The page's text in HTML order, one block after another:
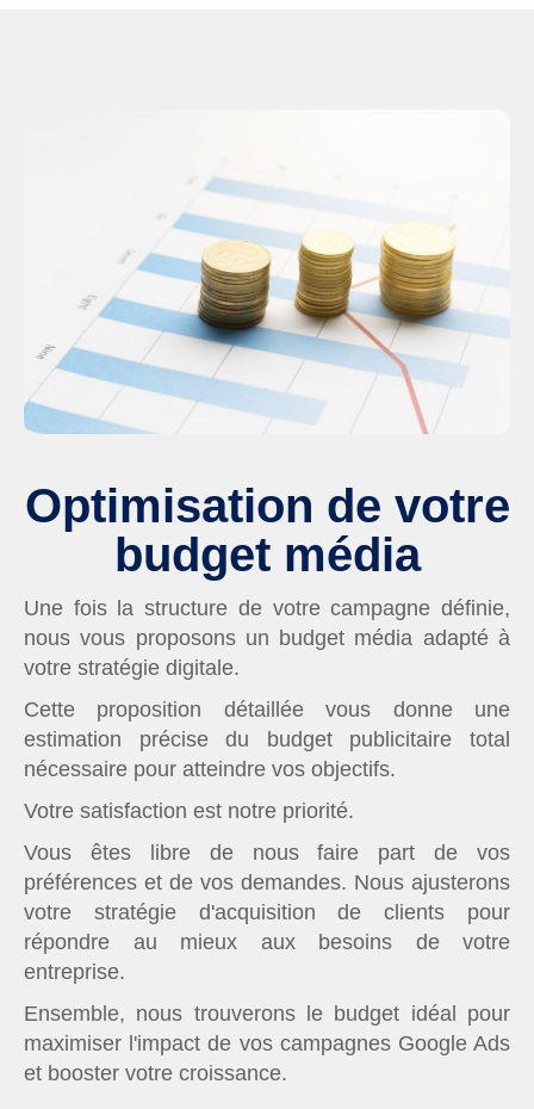
Optimisation de votre
budget média
Une fois la structure de votre campagne définie,
nous vous proposons un budget média adapté à
votre stratégie digitale.
Cette proposition détaillée vous donne une
estimation précise du budget publicitaire total
nécessaire pour atteindre vos objectifs.
Votre satisfaction est notre priorité.
Vous êtes libre de nous faire part de vos
préférences et de vos demandes. Nous ajusterons
votre stratégie d'acquisition de clients pour
répondre au mieux aux besoins de votre
entreprise.
Ensemble, nous trouverons le budget idéal pour
maximiser l'impact de vos campagnes Google Ads
et booster votre croissance.